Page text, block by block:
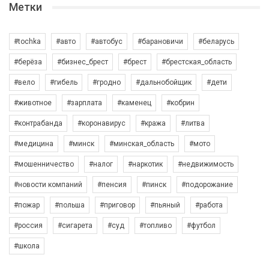
Метки
#tochka #авто #автобус #барановичи #беларусь
#берёза #бизнес_брест #брест #брестская_область
#вело #гибель #гродно #дальнобойщик #дети
#животное #зарплата #каменец #кобрин
#контрабанда #коронавирус #кража #литва
#медицина #минск #минская_область #мото
#мошенничество #налог #наркотик #недвижимость
#новости компаний #пенсия #пинск #подорожание
#пожар #польша #приговор #пьяный #работа
#россия #сигарета #суд #топливо #футбол
#школа